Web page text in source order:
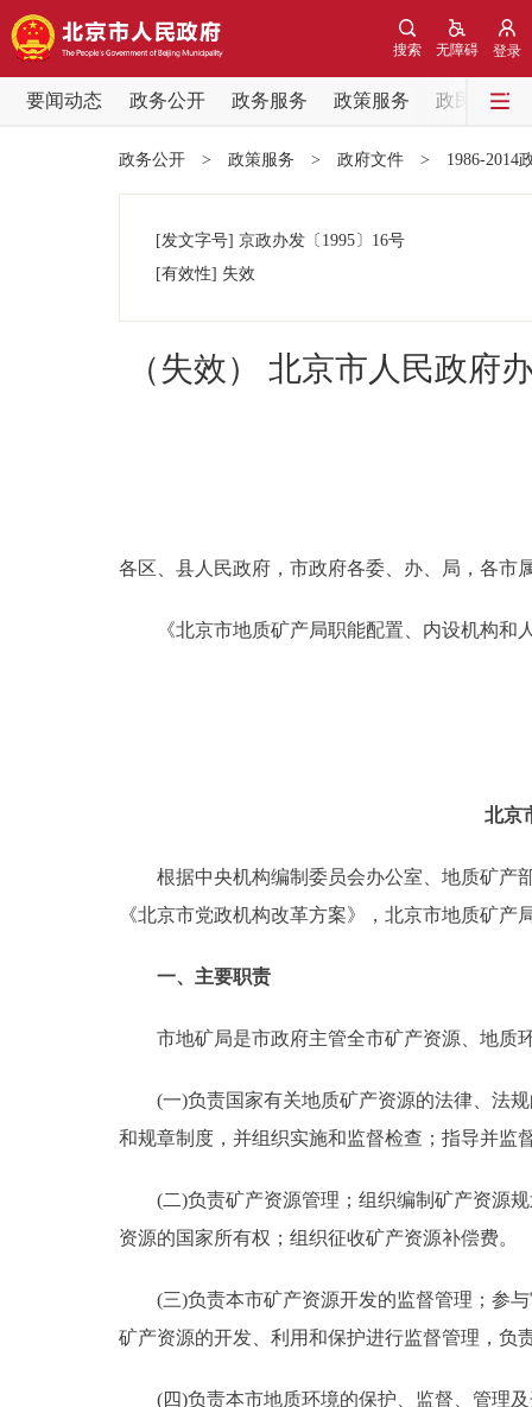
登录
无障碍
搜索
要闻动态 政务公开 政务服务 政策服务
政民互动
党中央精神
政务公开
政民互动
12345网上接诉即办
参与调查
走进北京
绿色北京
政务公开 > 政策服务 > 政府文件 > 1986-2014
[发文字号] 京政办发 〔1995〕 16号
[有效性] 失效
（失效） 北京市人民政府
各区、县人民政府，市政府各委、办、局，各市
《北京市地质矿产局职能配置、内设机构和人
北京
根据中央机构编制委员会办公室、地质矿产部
《北京市党政机构改革方案》，北京市地质矿
一、主要职责
市地矿局是市政府主管全市矿产资源、地质
(一)负责国家有关地质矿产资源的法律、法规
和规章制度，并组织实施和监督检查；指导并监
(二)负责矿产资源管理；组织编制矿产资源规
资源的国家所有权；组织征收矿产资源补偿费。
(三)负责本市矿产资源开发的监督管理；参与
矿产资源的开发、利用和保护进行监督管理，负
(四)负责本市地质环境的保护、监督、管理及